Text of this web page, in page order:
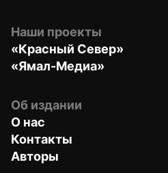
Наши проекты
«Красный Север»
«Ямал-Медиа»
Об издании
О нас
Контакты
Авторы